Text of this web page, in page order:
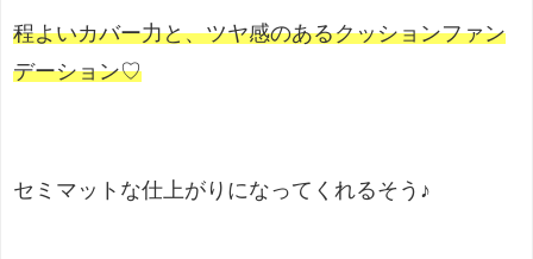
程よいカバー力と、ツヤ感のあるクッションファン
デーション♡
セミマットな仕上がりになってくれるそう♪